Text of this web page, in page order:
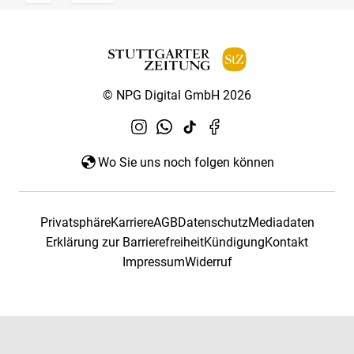
© NPG Digital GmbH 2026
Wo Sie uns noch folgen können
PrivatsphäreKarriereAGBDatenschutzMediadaten
Erklärung zur BarrierefreiheitKündigungKontakt
ImpressumWiderruf